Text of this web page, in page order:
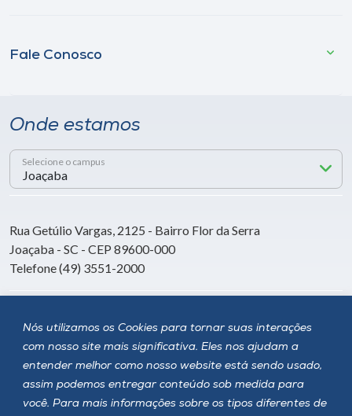
Nós utilizamos os Cookies para tornar suas interações
com nosso site mais significativa. Eles nos ajudam a
entender melhor como nosso website está sendo usado,
assim podemos entregar conteúdo sob medida para
você. Para mais informações sobre os tipos diferentes de
Fale Conosco
Onde estamos
Selecione o campus
Rua Getúlio Vargas, 2125 - Bairro Flor da Serra
Joaçaba - SC - CEP 89600-000
Telefone (49) 3551-2000
Siga a Unoesc